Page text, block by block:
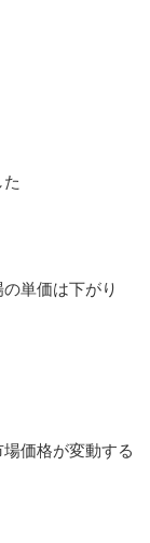
単価は下がり
価格が変動する